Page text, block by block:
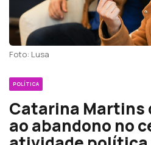
Foto: Lusa
POLÍTICA
Catarina Martins
ao abandono no